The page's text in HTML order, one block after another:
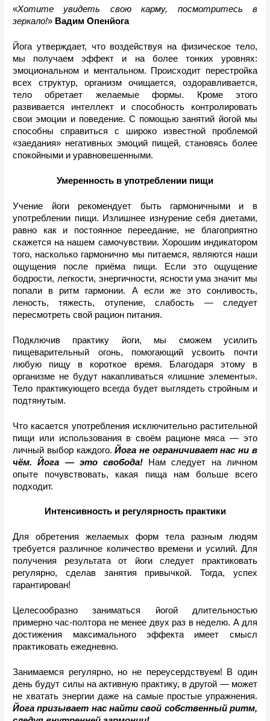
«Хотите увидеть свою карму, посмотритесь в
зеркало!» Вадим Опенйога
Йога утверждает, что воздействуя на физическое тело,
мы получаем эффект и на более тонких уровнях:
эмоциональном и ментальном. Происходит перестройка
всех структур, организм очищается, оздоравливается,
тело обретает желаемые формы. Кроме этого
развивается интеллект и способность контролировать
свои эмоции и поведение. С помощью занятий йогой мы
способны справиться с широко известной проблемой
«заедания» негативных эмоций пищей, становясь более
спокойными и уравновешенными.
Умеренность в употреблении пищи
Учение йоги рекомендует быть гармоничными и в
употреблении пищи. Излишнее изнурение себя диетами,
равно как и постоянное переедание, не благоприятно
скажется на нашем самочувствии. Хорошим индикатором
того, насколько гармонично мы питаемся, являются наши
ощущения после приёма пищи. Если это ощущение
бодрости, легкости, энергичности, ясности ума значит мы
попали в ритм гармонии. А если же это сонливость,
леность, тяжесть, отупение, слабость — следует
пересмотреть свой рацион питания.
Подключив практику йоги, мы сможем усилить
пищеварительный огонь, помогающий усвоить почти
любую пищу в короткое время. Благодаря этому в
организме не будут накапливаться «лишние элементы».
Тело практикующего всегда будет выглядеть стройным и
подтянутым.
Что касается употребления исключительно растительной
пищи или использования в своём рационе мяса — это
личный выбор каждого. Йога не ограничивает нас ни в
чём. Йога — это свобода!
Нам следует на личном
опыте почувствовать, какая пища нам больше всего
подходит.
Интенсивность и регулярность практики
Для обретения желаемых форм тела разным людям
требуется различное количество времени и усилий. Для
получения результата от йоги следует практиковать
регулярно, сделав занятия привычкой. Тогда, успех
гарантирован!
Целесообразно заниматься йогой длительностью
примерно час-полтора не менее двух раз в неделю. А для
достижения максимального эффекта имеет смысл
практиковать ежедневно.
Занимаемся регулярно, но не переусердствуем! В один
день будут силы на активную практику, в другой — может
Йога призывает нас найти свой собственный ритм,